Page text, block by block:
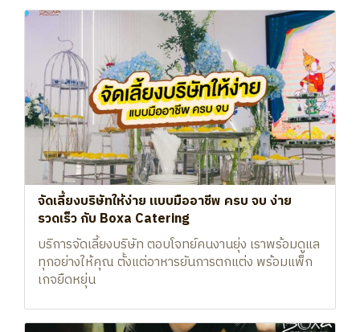
จัดเลี้ยงบริษัทให้ง่าย แบบมืออาชีพ ครบ จบ ง่าย
รวดเร็ว กับ Boxa Catering
บริการจัดเลี้ยงบริษัท ตอบโจทย์คนงานยุ่ง เราพร้อมดูแล
ทุกอย่างให้คุณ ตั้งแต่อาหารยันการตกแต่ง พร้อมแพ็ก
เกจยืดหยุ่น